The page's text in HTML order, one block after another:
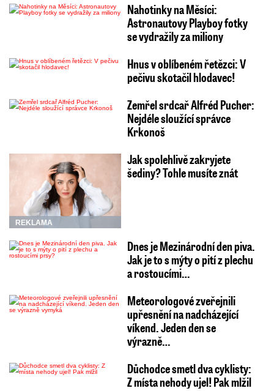
Nahotinky na Měsíci:
Astronautovy Playboy fotky
se vydražily za miliony
Hnus v oblíbeném řetězci: V
pečivu skotačil hlodavec!
Zemřel srdcař Alfréd Pucher:
Nejdéle sloužící správce
Krkonoš
REKLAMA
Jak spolehlivě zakryjete
šediny? Tohle musíte znát
Dnes je Mezinárodní den piva.
Jak je to s mýty o pití z plechu
a rostoucími…
Meteorologové zveřejnili
upřesnění na nadcházející
víkend. Jeden den se
výrazně…
Důchodce smetl dva cyklisty:
Z místa nehody ujel! Pak mlžil